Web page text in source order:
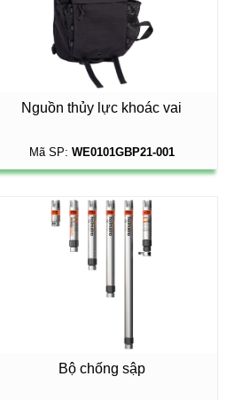
Nguồn thủy lực khoác vai
Mã SP: WE0101GBP21-001
Bộ chống sập